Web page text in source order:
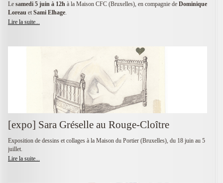
Le samedi 5 juin à 12h à la Maison CFC (Bruxelles), en compagnie de Dominique
Loreau et Sami Elhage.
Lire la suite...
[expo] Sara Gréselle au Rouge-Cloître
Exposition de dessins et collages à la Maison du Portier (Bruxelles), du 18 juin au 5
juillet.
Lire la suite...